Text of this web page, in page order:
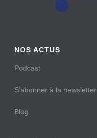
NOS ACTUS
Podcast
S’abonner à la newsletter
Blog